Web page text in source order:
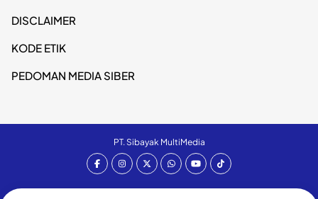
DISCLAIMER
KODE ETIK
PEDOMAN MEDIA SIBER
PT. Sibayak MultiMedia